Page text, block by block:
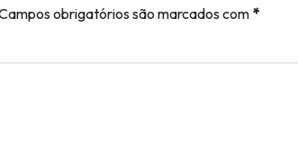
obrigatórios são marcados com *